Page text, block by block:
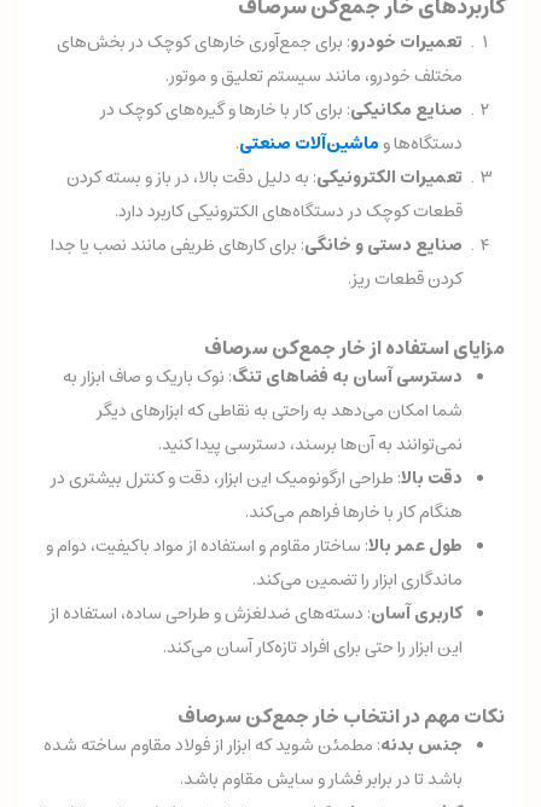
کاربردهای خار جمع‌کن سرصاف
تعمیرات خودرو: برای جمع‌آوری خارهای کوچک در بخش‌های
مختلف خودرو، مانند سیستم تعلیق و موتور.
صنایع مکانیکی: برای کار با خارها و گیره‌های کوچک در
دستگاه‌ها و ماشین‌آلات صنعتی.
تعمیرات الکترونیکی: به دلیل دقت بالا، در باز و بسته کردن
قطعات کوچک در دستگاه‌های الکترونیکی کاربرد دارد.
صنایع دستی و خانگی: برای کارهای ظریفی مانند نصب یا جدا
کردن قطعات ریز.
مزایای استفاده از خار جمع‌کن سرصاف
دسترسی آسان به فضاهای تنگ: نوک باریک و صاف ابزار به
شما امکان می‌دهد به راحتی به نقاطی که ابزارهای دیگر
نمی‌توانند به آن‌ها برسند، دسترسی پیدا کنید.
دقت بالا: طراحی ارگونومیک این ابزار، دقت و کنترل بیشتری در
هنگام کار با خارها فراهم می‌کند.
طول عمر بالا: ساختار مقاوم و استفاده از مواد باکیفیت، دوام و
ماندگاری ابزار را تضمین می‌کند.
کاربری آسان: دسته‌های ضدلغزش و طراحی ساده، استفاده از
این ابزار را حتی برای افراد تازه‌کار آسان می‌کند.
نکات مهم در انتخاب خار جمع‌کن سرصاف
جنس بدنه: مطمئن شوید که ابزار از فولاد مقاوم ساخته شده
باشد تا در برابر فشار و سایش مقاوم باشد.